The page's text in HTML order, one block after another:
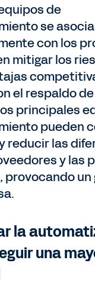
de
se
con los
mitigar los
el respaldo
principales
pueden
reducir las
y las
provocando
la
una